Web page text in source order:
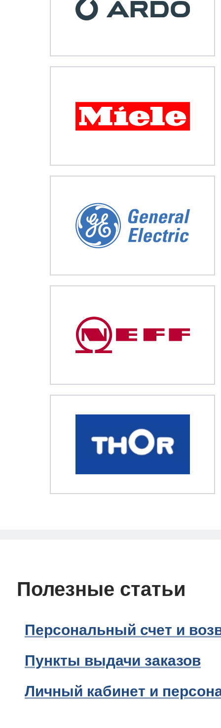
Полезные статьи
Персональный счет и
Пункты выдачи заказов
Личный кабинет и